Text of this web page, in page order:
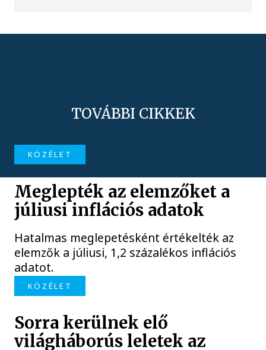
TOVÁBBI CIKKEK
KÖZÉLET
Meglepték az elemzőket a
júliusi inflációs adatok
Hatalmas meglepetésként értékelték az
elemzők a júliusi, 1,2 százalékos inflációs
adatot.
KÖZÉLET
Sorra kerülnek elő
világháborús leletek az